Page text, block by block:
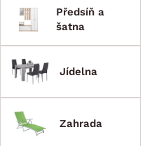
Předsíň a
šatna
Jídelna
Zahrada